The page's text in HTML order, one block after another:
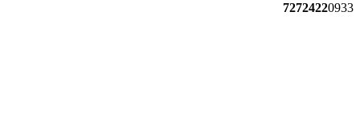
72724220933